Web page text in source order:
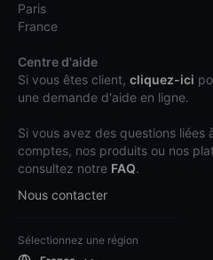
Paris
France
Centre d'aide
Si vous êtes client, cliquez-ici
une demande d'aide en ligne.
Si vous avez des questions liées
comptes, nos produits ou nos
consultez notre FAQ.
Nous contacter
Sélectionnez une région